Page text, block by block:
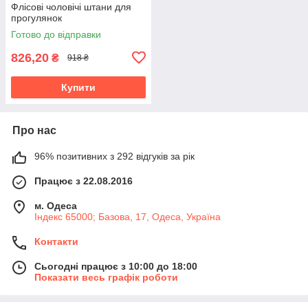
Флісові чоловічі штани для
прогулянок
Готово до відправки
826,20 ₴ 918 ₴
Купити
Про нас
96% позитивних з 292 відгуків за рік
Працює з 22.08.2016
м. Одеса
Індекс 65000; Базова, 17, Одеса, Україна
Контакти
Сьогодні працює з 10:00 до 18:00
Показати весь графік роботи